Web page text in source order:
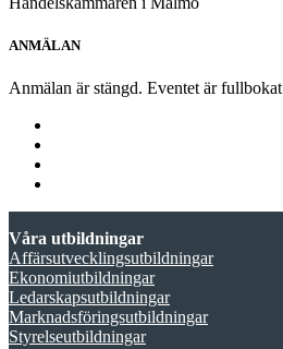
ANMÄLAN
Anmälan är stängd. Eventet är fullbokat
Våra utbildningar
Affärsutvecklingsutbildningar
Ekonomiutbildningar
Ledarskapsutbildningar
Marknadsföringsutbildningar
Styrelseutbildningar